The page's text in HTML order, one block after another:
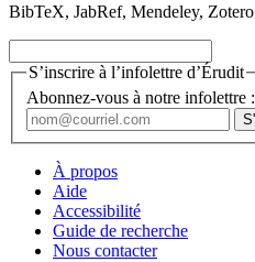
BibTeX, JabRef, Mendeley, Zotero
S’inscrire à l’infolettre d’Érudit
Abonnez-vous à notre infolettre :
À propos
Aide
Accessibilité
Guide de recherche
Nous contacter